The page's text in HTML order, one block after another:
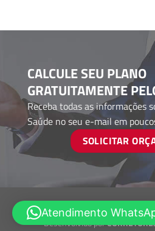
CALCULE SEU PLANO
GRATUITAMENTE
Receba todas as informações
Saúde no seu e-mail em
SOLICITAR
Desenvolvido por
Atendimento